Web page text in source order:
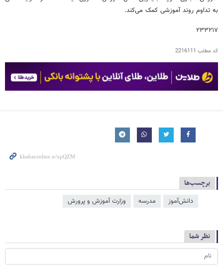
به تداوم روند آموزشی کمک می‌کند.
۲۳۳۲۱۷
کد مطلب 2216111
برچسب‌ها
دانش‌آموز مدرسه وزارت آموزش و پرورش
نظر شما